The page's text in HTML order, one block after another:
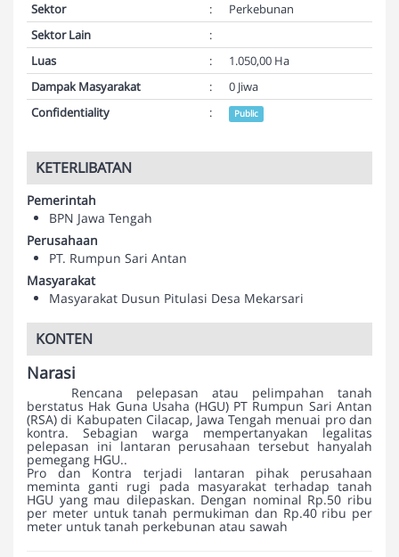
Sektor
:
Perkebunan
Sektor Lain
:
Luas
:
1.050,00 Ha
Dampak Masyarakat
:
0 Jiwa
Confidentiality
: Public
KETERLIBATAN
Pemerintah
BPN Jawa Tengah
Perusahaan
PT. Rumpun Sari Antan
Masyarakat
Masyarakat Dusun Pitulasi Desa Mekarsari
KONTEN
Narasi
Rencana pelepasan atau pelimpahan tanah
berstatus Hak Guna Usaha (HGU) PT Rumpun Sari Antan
(RSA) di Kabupaten Cilacap, Jawa Tengah menuai pro dan
kontra. Sebagian warga mempertanyakan legalitas
pelepasan ini lantaran perusahaan tersebut hanyalah
pemegang HGU..
Pro dan Kontra terjadi lantaran pihak perusahaan
meminta ganti rugi pada masyarakat terhadap tanah
HGU yang mau dilepaskan. Dengan nominal Rp.50 ribu
per meter untuk tanah permukiman dan Rp.40 ribu per
meter untuk tanah perkebunan atau sawah